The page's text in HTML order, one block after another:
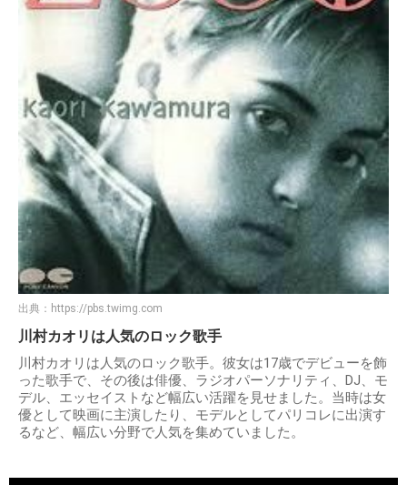
出典： https://pbs.twimg.com
川村カオリは人気のロック歌手
川村カオリは人気のロック歌手。彼女は17歳でデビューを飾
った歌手で、その後は俳優、ラジオパーソナリティ、DJ、モ
デル、エッセイストなど幅広い活躍を見せました。当時は女
優として映画に主演したり、モデルとしてパリコレに出演す
るなど、幅広い分野で人気を集めていました。